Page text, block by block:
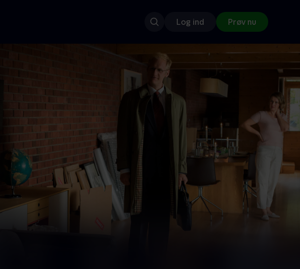
Log ind Prøv nu